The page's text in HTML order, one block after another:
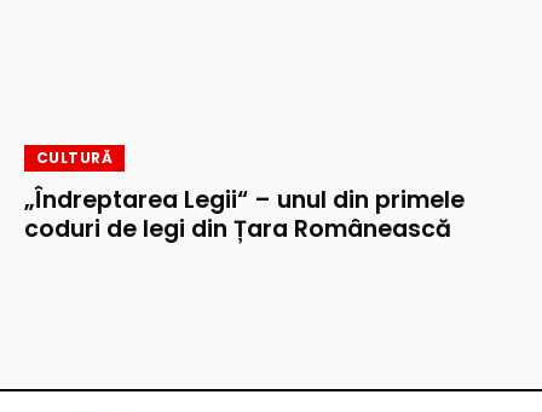
CULTURĂ
„Îndreptarea Legii“ – unul din primele
coduri de legi din Țara Românească